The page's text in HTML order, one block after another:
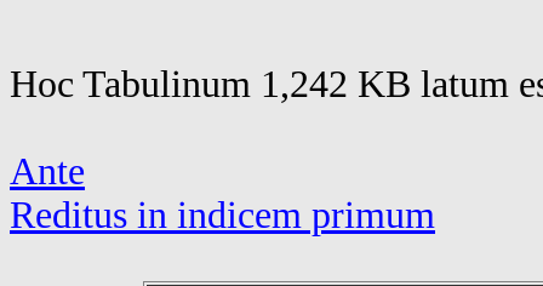
Hoc Tabulinum 1,242 KB latum
Ante
Reditus in indicem primum